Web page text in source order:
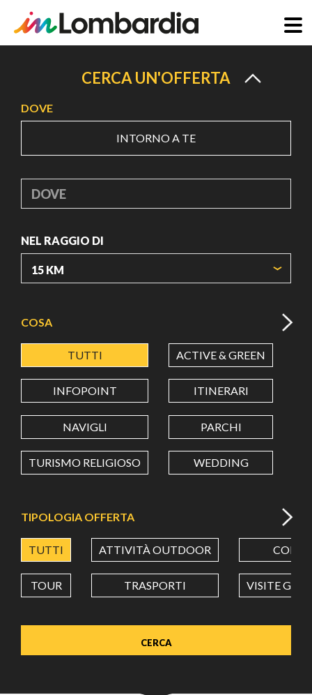
principale
CERCA UN'OFFERTA
DOVE
INTORNO A TE
DOVE
NEL RAGGIO DI
LATITUDINE
LONGITUDINE
Value in decimal degrees. Use dot (.) as decimal separator.
COSA
TUTTI ACTIVE & GREEN
INFOPOINT ITINERARI
NAVIGLI PARCHI
TURISMO RELIGIOSO WEDDING
TIPOLOGIA OFFERTA
TUTTI ATTIVITÀ OUTDOOR CORSI
TOUR TRASPORTI VISITE